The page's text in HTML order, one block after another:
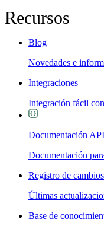
Recursos
Blog
Novedades e
Integraciones
Integración fácil
Documentación API
Documentación
Registro de cambios
Últimas
Base de